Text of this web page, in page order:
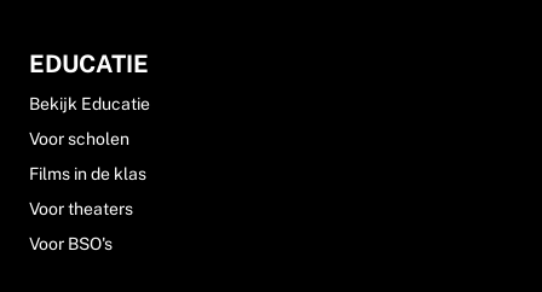
EDUCATIE
Bekijk Educatie
Voor scholen
Films in de klas
Voor theaters
Voor BSO's